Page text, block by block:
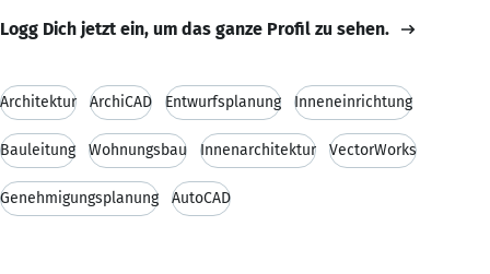
Logg Dich jetzt ein, um das ganze Profil zu sehen.
Architektur ArchiCAD Entwurfsplanung Inneneinrichtung
Bauleitung Wohnungsbau Innenarchitektur VectorWorks
Genehmigungsplanung AutoCAD